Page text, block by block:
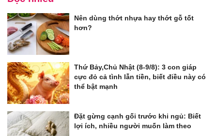
Nên dùng thớt nhựa hay thớt gỗ tốt
hơn?
Thứ Bảy,Chủ Nhật (8-9/8): 3 con giáp
cực đỏ cả tình lẫn tiền, biết điều này có
thể bật mạnh
Đặt gừng cạnh gối trước khi ngủ: Biết
lợi ích, nhiều người muốn làm theo